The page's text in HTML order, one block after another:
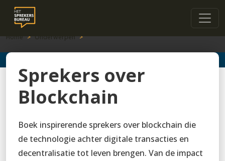
Home Onderwerpen
Sprekers over
Blockchain
Boek inspirerende sprekers over blockchain die
de technologie achter digitale transacties en
decentralisatie tot leven brengen. Van de impact